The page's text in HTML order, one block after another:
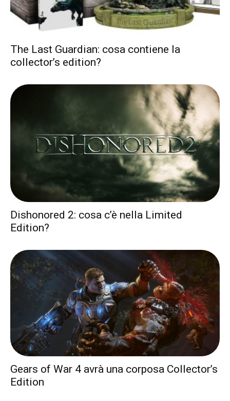
The Last Guardian: cosa contiene la
collector’s edition?
Dishonored 2: cosa c’è nella Limited
Edition?
Gears of War 4 avrà una corposa Collector’s
Edition